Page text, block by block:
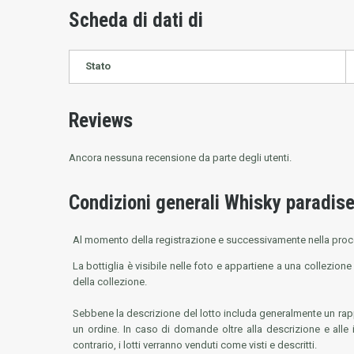
Scheda di dati di
Stato
Reviews
Ancora nessuna recensione da parte degli utenti.
Condizioni generali Whisky
Al momento della registrazione e successivamente nella
La bottiglia è visibile nelle foto e appartiene a una
della collezione.
Sebbene la descrizione del lotto includa generalmente un
un ordine. In caso di domande oltre alla descrizione e
contrario, i lotti verranno venduti come visti e descritti.